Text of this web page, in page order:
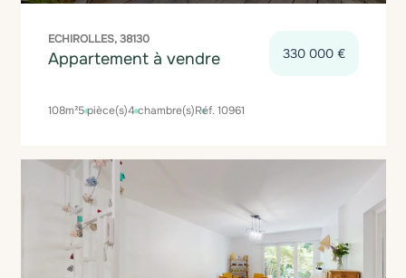
ECHIROLLES, 38130
Appartement à vendre 330 000 €
108m²5 pièce(s)4 chambre(s)Réf. 10961